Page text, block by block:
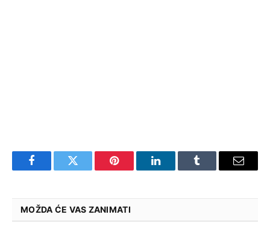
FacebookTwitter Pinterest LinkedInTumblr Email
MOŽDA ĆE VAS ZANIMATI